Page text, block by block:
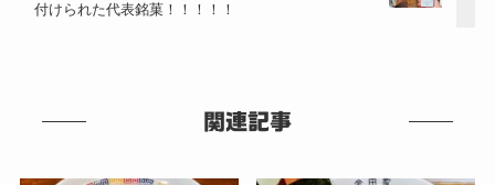
付けられた代表銘菓！！！！！
関連記事